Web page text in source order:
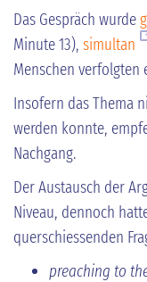
Das Gespräch wurde
Minute 13), simultan
Menschen verfolgten
Insofern das Thema
werden konnte,
Nachgang.
Der Austausch der
Niveau, dennoch
querschiessenden
preaching to